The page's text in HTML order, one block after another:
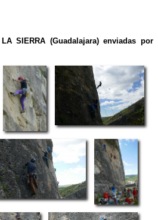
SIERRA (Guadalajara) enviadas por